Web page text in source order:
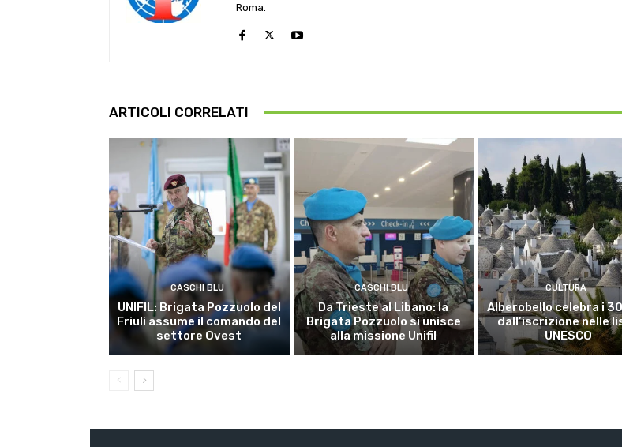
Roma.
ARTICOLI CORRELATI
CASCHI BLU
UNIFIL: Brigata Pozzuolo del
Friuli assume il comando del
settore Ovest
CASCHI BLU
Da Trieste al Libano: la
Brigata Pozzuolo si unisce
alla missione Unifil
CULTURA
Alberobello celebra i
dall’iscrizione nelle
UNESCO